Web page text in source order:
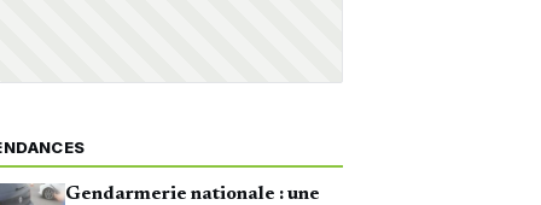
Gendarmerie nationale : une